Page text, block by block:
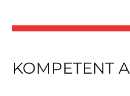
KOMPETENT